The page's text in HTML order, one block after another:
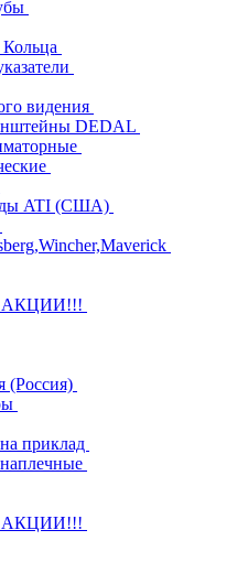
видения
DEDAL
ATI (США)
АКЦИИ!!!
(Россия)
приклад
АКЦИИ!!!